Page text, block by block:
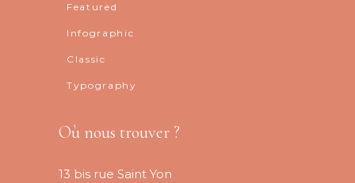
Featured
Infographic
Classic
Typography
Où nous trouver ?
13 bis rue Saint Yon